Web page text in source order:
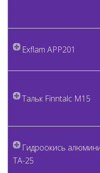
Exflam APP201
Тальк Finntalc M15
Гидроокись
TA-25